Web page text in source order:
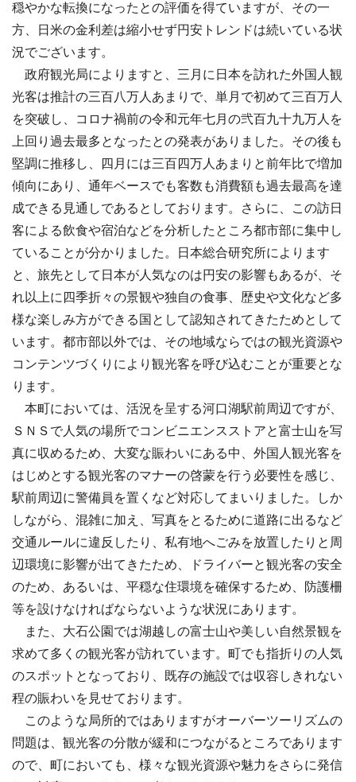
穏やかな転換になったとの評価を得ていますが、その一
方、日米の金利差は縮小せず円安トレンドは続いている状
況でございます。
政府観光局によりますと、三月に日本を訪れた外国人観
光客は推計の三百八万人あまりで、単月で初めて三百万人
を突破し、コロナ禍前の令和元年七月の弐百九十九万人を
上回り過去最多となったとの発表がありました。その後も
堅調に推移し、四月には三百四万人あまりと前年比で増加
傾向にあり、通年ベースでも客数も消費額も過去最高を達
成できる見通しであるとしております。さらに、この訪日
客による飲食や宿泊などを分析したところ都市部に集中し
ていることが分かりました。日本総合研究所によります
と、旅先として日本が人気なのは円安の影響もあるが、そ
れ以上に四季折々の景観や独自の食事、歴史や文化など多
様な楽しみ方ができる国として認知されてきたためとして
います。都市部以外では、その地域ならではの観光資源や
コンテンツづくりにより観光客を呼び込むことが重要とな
ります。
本町においては、活況を呈する河口湖駅前周辺ですが、
ＳＮＳで人気の場所でコンビニエンスストアと富士山を写
真に収めるため、大変な賑わいにある中、外国人観光客を
はじめとする観光客のマナーの啓蒙を行う必要性を感じ、
駅前周辺に警備員を置くなど対応してまいりました。しか
しながら、混雑に加え、写真をとるために道路に出るなど
交通ルールに違反したり、私有地へごみを放置したりと周
辺環境に影響が出てきたため、ドライバーと観光客の安全
のため、あるいは、平穏な住環境を確保するため、防護柵
等を設けなければならないような状況にあります。
また、大石公園では湖越しの富士山や美しい自然景観を
求めて多くの観光客が訪れています。町でも指折りの人気
のスポットとなっており、既存の施設では収容しきれない
程の賑わいを見せております。
このような局所的ではありますがオーバーツーリズムの
問題は、観光客の分散が緩和につながるところであります
ので、町においても、様々な観光資源や魅力をさらに発信